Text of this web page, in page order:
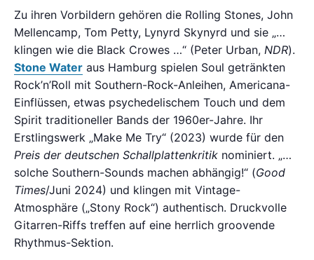
Zu ihren Vorbildern gehören die Rolling Stones, John
Mellencamp, Tom Petty, Lynyrd Skynyrd und sie „…
klingen wie die Black Crowes …“ (Peter Urban, NDR).
Stone Water aus Hamburg spielen Soul getränkten
Rock’n’Roll mit Southern-Rock-Anleihen, Americana-
Einflüssen, etwas psychedelischem Touch und dem
Spirit traditioneller Bands der 1960er-Jahre. Ihr
Erstlingswerk „Make Me Try“ (2023) wurde für den
Preis der deutschen Schallplattenkritik nominiert. „…
solche Southern-Sounds machen abhängig!“ (Good
Times/Juni 2024) und klingen mit Vintage-
Atmosphäre („Stony Rock“) authentisch. Druckvolle
Gitarren-Riffs treffen auf eine herrlich groovende
Rhythmus-Sektion.